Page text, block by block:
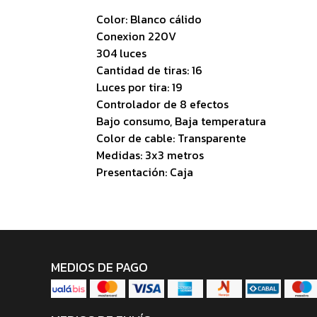
Color: Blanco cálido
Conexion 220V
304 luces
Cantidad de tiras: 16
Luces por tira: 19
Controlador de 8 efectos
Bajo consumo, Baja temperatura
Color de cable: Transparente
Medidas: 3x3 metros
Presentación: Caja
MEDIOS DE PAGO